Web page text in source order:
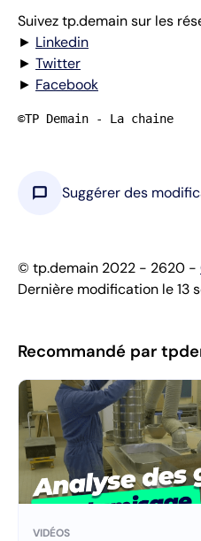
Suivez tp.demain sur les
► Linkedin
► Twitter
► Facebook
©TP Demain - La chaine
chat_bubble Suggérer des
© tp.demain 2022 - 2620 -
Dernière modification le 13
Recommandé par
VIDÉOS